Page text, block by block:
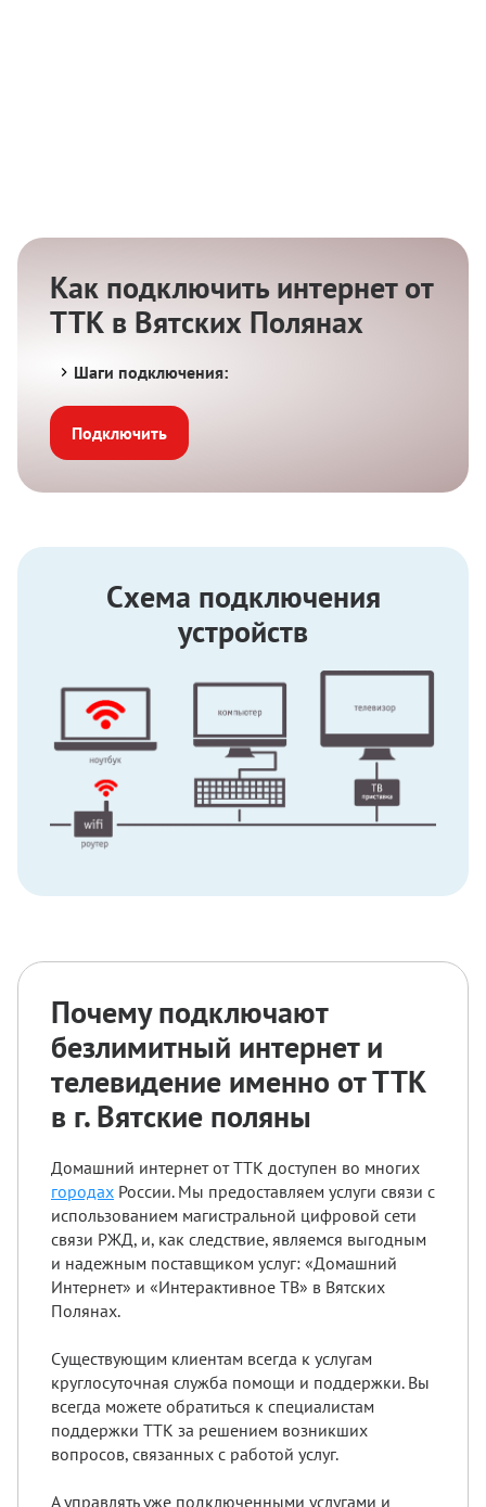
Как подключить интернет от
ТТК в Вятских Полянах
Шаги подключения:
Подключить
Схема подключения
устройств
Почему подключают
безлимитный интернет и
телевидение именно от ТТК
в г. Вятские поляны
Домашний интернет от ТТК доступен во многих
городах России. Мы предоставляем услуги связи с
использованием магистральной цифровой сети
связи РЖД, и, как следствие, являемся выгодным
и надежным поставщиком услуг: «Домашний
Интернет» и «Интерактивное ТВ» в Вятских
Полянах.
Существующим клиентам всегда к услугам
круглосуточная служба помощи и поддержки. Вы
всегда можете обратиться к специалистам
поддержки ТТК за решением возникших
вопросов, связанных с работой услуг.
А управлять уже подключенными услугами и